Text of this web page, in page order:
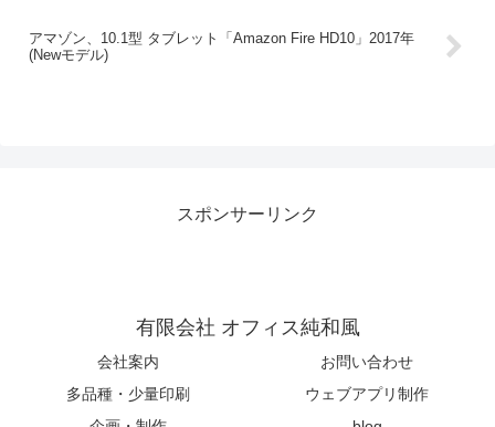
アマゾン、10.1型 タブレット「Amazon Fire HD10」2017年
(Newモデル)
スポンサーリンク
有限会社 オフィス純和風
会社案内
お問い合わせ
多品種・少量印刷
ウェブアプリ制作